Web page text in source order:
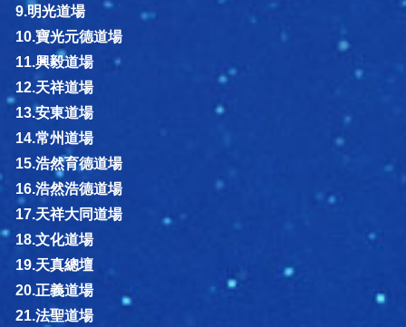
9.明光道場
10.寶光元德道場
11.興毅道場
12.天祥道場
13.安東道場
14.常州道場
15.浩然育德道場
16.浩然浩德道場
17.天祥大同道場
18.文化道場
19.天真總壇
20.正義道場
21.法聖道場